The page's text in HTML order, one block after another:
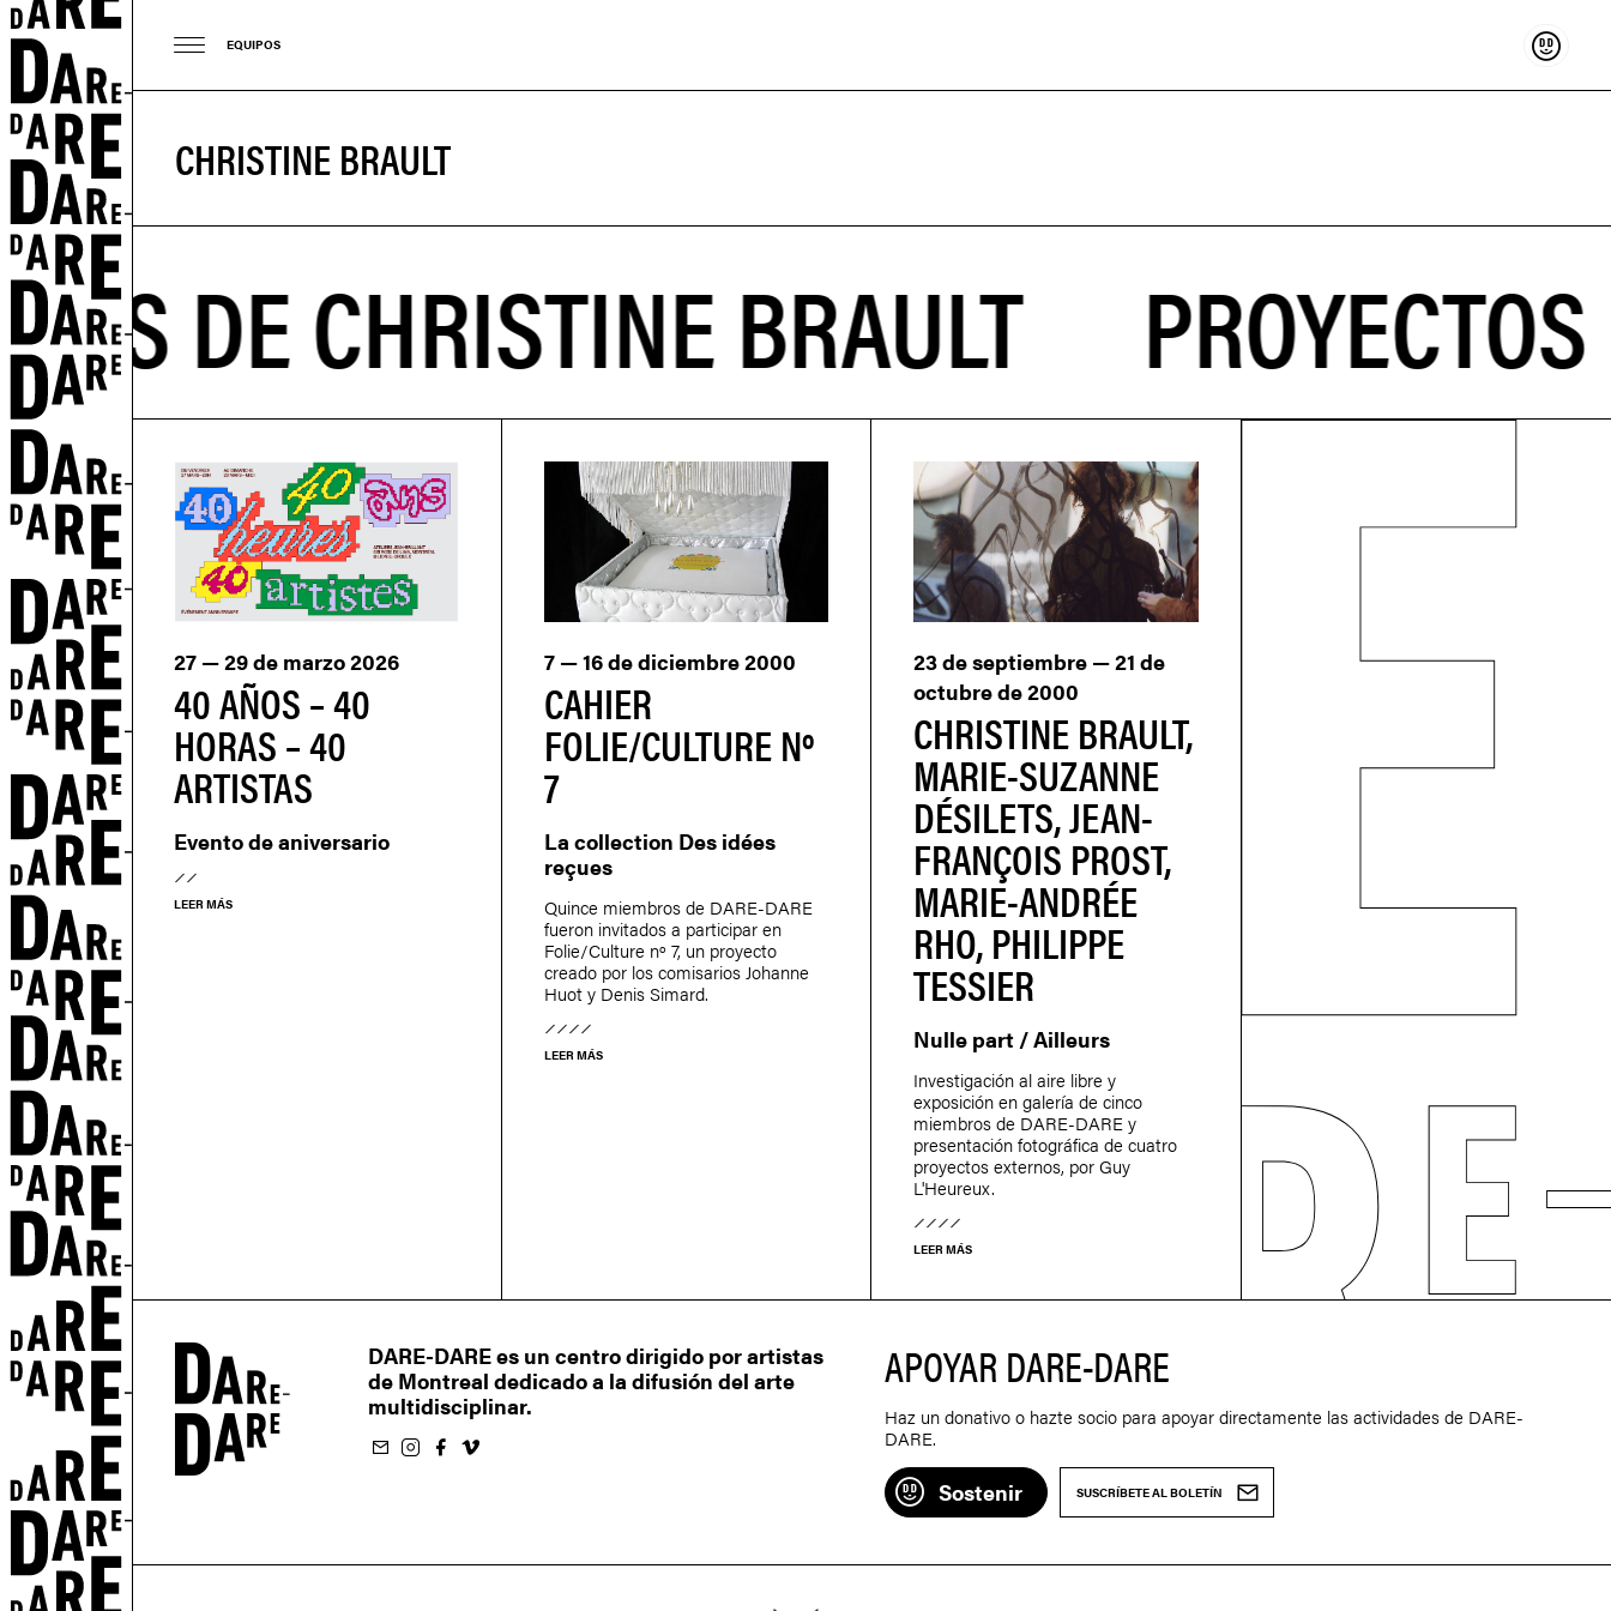
Sostenir
EQUIPOS
CHRISTINE BRAULT
40 AÑOS – 40
HORAS – 40
ARTISTAS
27 — 29 de marzo 2026
Evento de aniversario
LEER MÁS
CAHIER
FOLIE/CULTURE Nº
7
7 — 16 de diciembre 2000
La collection Des idées
reçues
Quince miembros de DARE-DARE
fueron invitados a participar en
Folie/Culture nº 7, un proyecto
creado por los comisarios Johanne
Huot y Denis Simard.
LEER MÁS
CHRISTINE BRAULT,
MARIE-SUZANNE
DÉSILETS, JEAN-
FRANÇOIS PROST,
MARIE-ANDRÉE
RHO, PHILIPPE
TESSIER
23 de septiembre — 21 de
octubre de 2000
Nulle part / Ailleurs
Investigación al aire libre y
exposición en galería de cinco
miembros de DARE-DARE y
presentación fotográfica de cuatro
proyectos externos, por Guy
L'Heureux.
LEER MÁS
DARE-DARE es un centro dirigido por artistas
de Montreal dedicado a la difusión del arte
multidisciplinar.
Suscríbete al boletín
Suivez-nous sur Instagram
Suivez-nous sur Facebook
Suivez-nous sur Vimeo
APOYAR DARE-DARE
Haz un donativo o hazte socio para apoyar directamente las actividades de DARE-
DARE.
Sostenir SUSCRÍBETE AL BOLETÍN